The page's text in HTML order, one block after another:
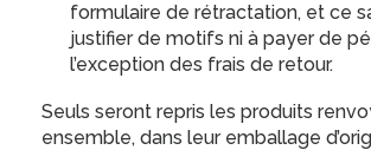
formulaire de rétractation, et ce
justifier de motifs ni à payer de
l’exception des frais de retour.
Seuls seront repris les produits
ensemble, dans leur emballage